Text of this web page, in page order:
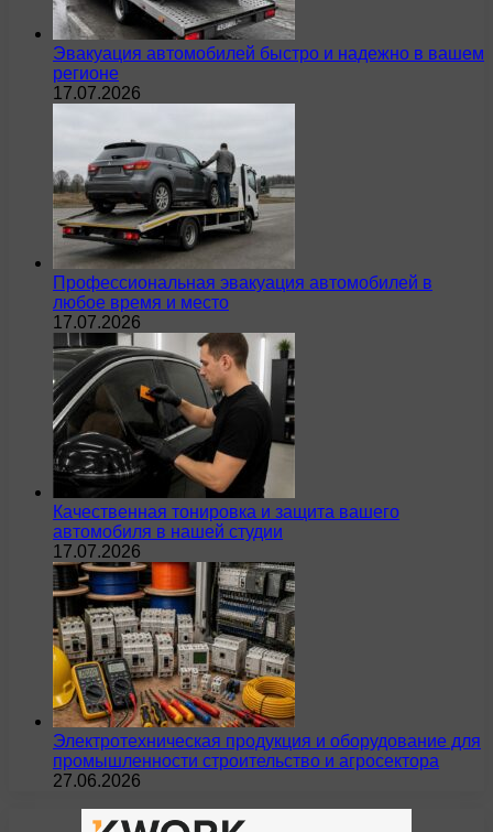
Эвакуация автомобилей быстро и надежно в вашем
регионе
17.07.2026
Профессиональная эвакуация автомобилей в
любое время и место
17.07.2026
Качественная тонировка и защита вашего
автомобиля в нашей студии
17.07.2026
Электротехническая продукция и оборудование для
промышленности строительство и агросектора
27.06.2026